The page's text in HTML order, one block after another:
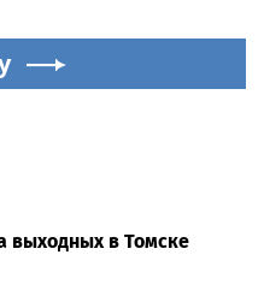
выходных в Томске